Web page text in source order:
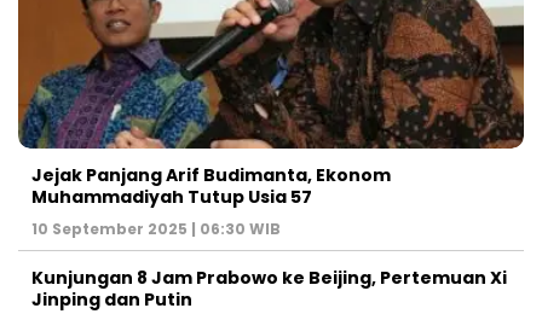
Jejak Panjang Arif Budimanta, Ekonom
Muhammadiyah Tutup Usia 57
10 September 2025 | 06:30 WIB
Kunjungan 8 Jam Prabowo ke Beijing, Pertemuan Xi
Jinping dan Putin